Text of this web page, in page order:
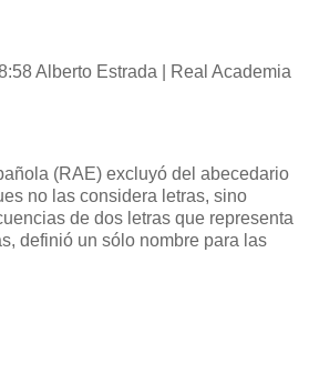
Alberto Estrada | Real Academia
(RAE) excluyó del abecedario
no las considera letras, sino
de dos letras que representa
definió un sólo nombre para las